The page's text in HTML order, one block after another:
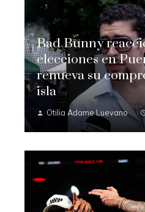
Bad Bunny
elecciones en
renueva su
isla
Otilia Adame Luevano